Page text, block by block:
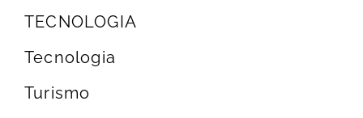
TECNOLOGIA
Tecnologia
Turismo